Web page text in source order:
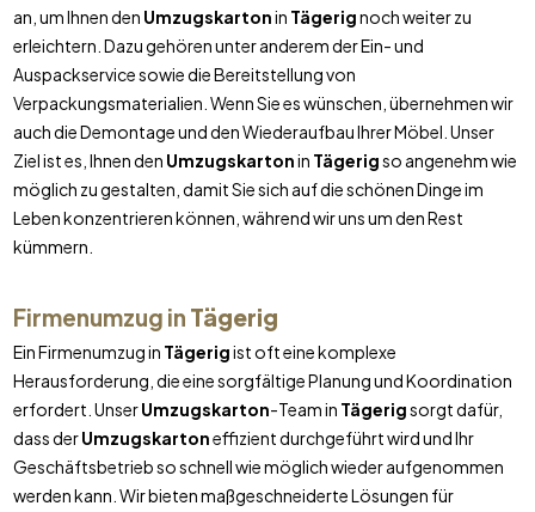
an, um Ihnen den Umzugskartonin Tägerignoch weiter zu
erleichtern. Dazu gehören unter anderem der Ein- und
Auspackservice sowie die Bereitstellung von
Verpackungsmaterialien. Wenn Sie es wünschen, übernehmen wir
auch die Demontage und den Wiederaufbau Ihrer Möbel. Unser
Ziel ist es, Ihnen den Umzugskartonin Tägerigso angenehm wie
möglich zu gestalten, damit Sie sich auf die schönen Dinge im
Leben konzentrieren können, während wir uns um den Rest
kümmern.
Firmenumzug in Tägerig
Ein Firmenumzug in Tägerigist oft eine komplexe
Herausforderung, die eine sorgfältige Planung und Koordination
erfordert. UnserUmzugskarton-Team in Tägerigsorgt dafür,
dass derUmzugskartoneffizient durchgeführt wird und Ihr
Geschäftsbetrieb so schnell wie möglich wieder aufgenommen
werden kann. Wir bieten maßgeschneiderte Lösungen für